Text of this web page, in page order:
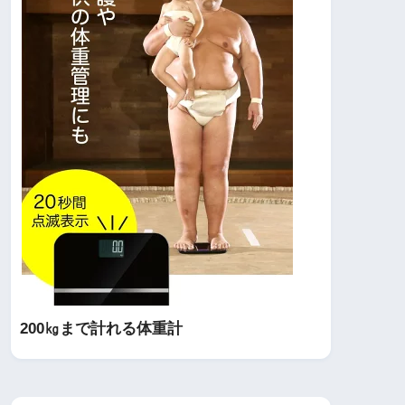
200㎏まで計れる体重計